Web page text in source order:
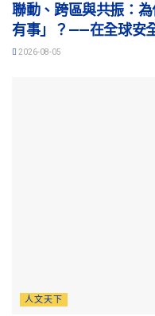
聯動、跨區與共振：
有事」？——在全球安
2026-08-05
人文天下